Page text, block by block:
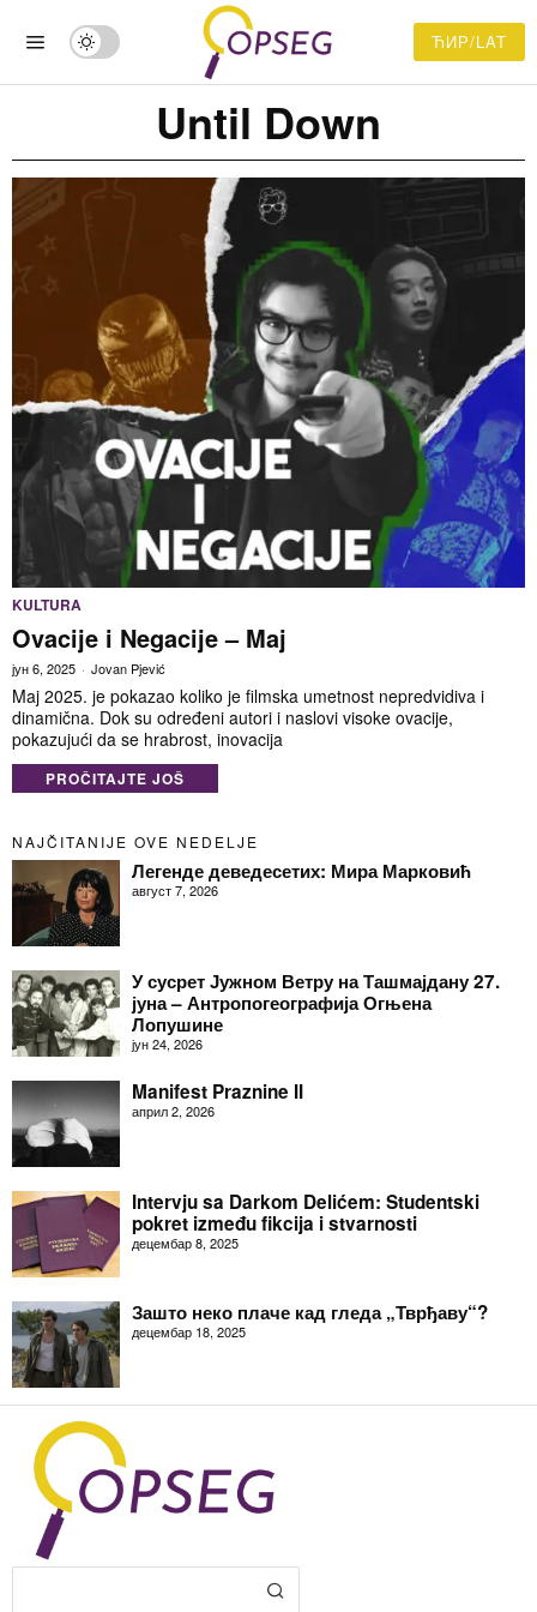
ЋИР/LAT
Until Down
KULTURA
Ovacije i Negacije – Maj
јун 6, 2025 Jovan Pjević
Maj 2025. je pokazao koliko je filmska umetnost nepredvidiva i
dinamična. Dok su određeni autori i naslovi visoke ovacije,
pokazujući da se hrabrost, inovacija
PROČITAJTE JOŠ
NAJČITANIJE OVE NEDELJE
Легенде деведесетих: Мира Марковић
август 7, 2026
У сусрет Јужном Ветру на Ташмајдану 27.
јуна – Антропогеографија Огњена
Лопушине
јун 24, 2026
Manifest Praznine II
април 2, 2026
Intervju sa Darkom Delićem: Studentski
pokret između fikcija i stvarnosti
децембар 8, 2025
Зашто неко плаче кад гледа „Тврђаву“?
децембар 18, 2025